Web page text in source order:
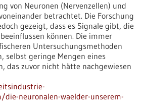
von Neuronen (Nervenzellen) und
betrachtet. Die Forschung
gezeigt, dass es Signale gibt, die
können. Die immer
Untersuchungsmethoden
selbst geringe Mengen eines
das zuvor nicht hätte nachgewiesen
neuronalen-waelder-unserem-